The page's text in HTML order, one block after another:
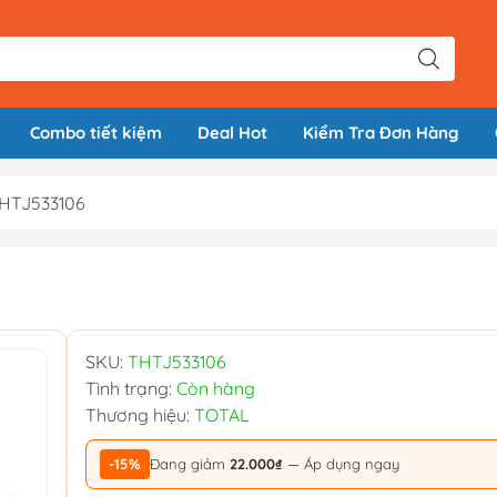
Combo tiết kiệm Deal Hot Kiểm Tra Đơn Hàng
SKU: THTJ533106
Tình trạng: Còn hàng
Thương hiệu: TOTAL
-15% Đang giảm 22.000₫ — Áp dụng ngay